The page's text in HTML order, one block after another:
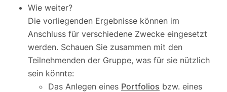
Wie weiter?
Die vorliegenden Ergebnisse können im
Anschluss für verschiedene Zwecke eingesetzt
werden. Schauen Sie zusammen mit den
Teilnehmenden der Gruppe, was für sie nützlich
sein könnte:
Das Anlegen eines Portfolios bzw. eines